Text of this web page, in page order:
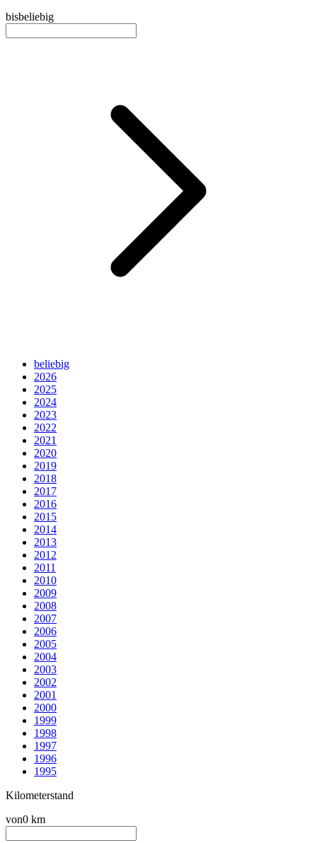
bisbeliebig
beliebig
2026
2025
2024
2023
2022
2021
2020
2019
2018
2017
2016
2015
2014
2013
2012
2011
2010
2009
2008
2007
2006
2005
2004
2003
2002
2001
2000
1999
1998
1997
1996
1995
Kilometerstand
von0 km